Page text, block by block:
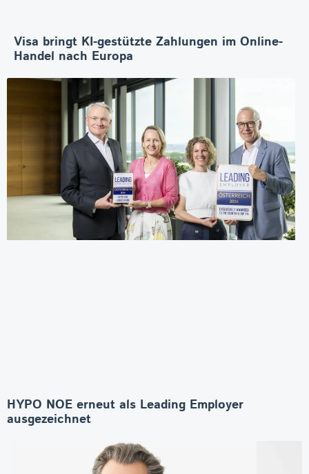
Visa bringt KI-gestützte Zahlungen im Online-
Handel nach Europa
HYPO NOE erneut als Leading Employer
ausgezeichnet